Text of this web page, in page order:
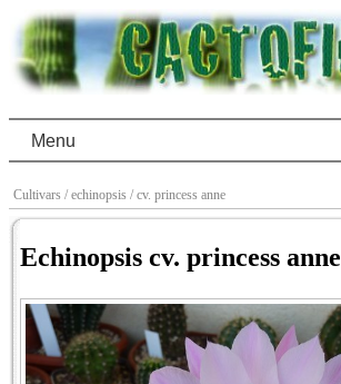
Menu
Cultivars / echinopsis / cv. princess anne
Echinopsis cv. princess anne